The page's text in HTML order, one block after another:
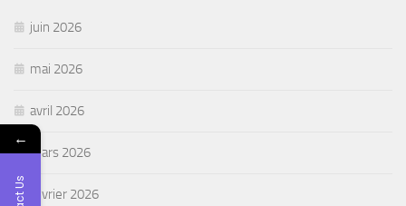
juin 2026
mai 2026
avril 2026
mars 2026
février 2026
←